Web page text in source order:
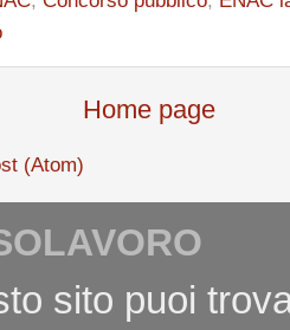
Home page
(Atom)
sito puoi